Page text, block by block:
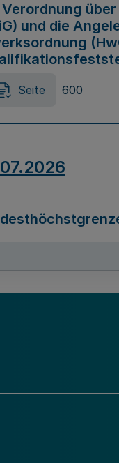
und die
Seite 600